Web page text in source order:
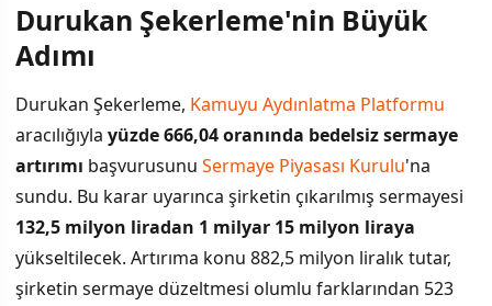
İÇINDEKILER ›
Baydöner Restoranları'nın Kapsamlı Artırım Planı
Süreç ve Sonraki Adımlar
Durukan Şekerleme'nin Büyük
Adımı
Durukan Şekerleme, Kamuyu Aydınlatma Platformu
aracılığıyla yüzde 666,04 oranında bedelsiz sermaye
artırımı başvurusunu Sermaye Piyasası Kurulu'na
sundu. Bu karar uyarınca şirketin çıkarılmış sermayesi
132,5 milyon liradan 1 milyar 15 milyon liraya
yükseltilecek. Artırıma konu 882,5 milyon liralık tutar,
şirketin sermaye düzeltmesi olumlu farklarından 523